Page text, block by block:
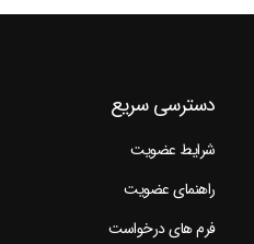
دسترسی سریع
شرایط عضویت
راهنمای عضویت
فرم های درخواست